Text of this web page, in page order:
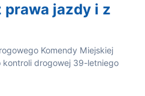
prawa jazdy i z
Komendy Miejskiej
kontroli drogowej 39-letniego